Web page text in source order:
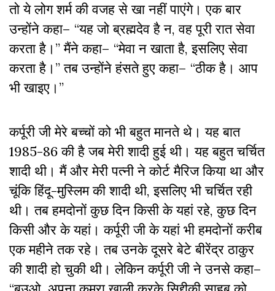
तो ये लोग शर्म की वजह से खा नहीं पाएंगे। एक बार
उन्होंने कहा– “यह जो ब्रह्मदेव है न, वह पूरी रात सेवा
करता है।” मैंने कहा– “मेवा न खाता है, इसलिए सेवा
करता है।” तब उन्होंने हंसते हुए कहा– “ठीक है। आप
भी खाइए।”
कर्पूरी जी मेरे बच्चों को भी बहुत मानते थे। यह बात
1985-86 की है जब मेरी शादी हुई थी। यह बहुत चर्चित
शादी थी। मैं और मेरी पत्नी ने कोर्ट मैरिज किया था और
चूंकि हिंदू-मुस्लिम की शादी थी, इसलिए भी चर्चित रही
थी। तब हमदोनों कुछ दिन किसी के यहां रहे, कुछ दिन
किसी और के यहां। कर्पूरी जी के यहां भी हमदोनों करीब
एक महीने तक रहे। तब उनके दूसरे बेटे बीरेंद्र ठाकुर
की शादी हो चुकी थी। लेकिन कर्पूरी जी ने उनसे कहा–